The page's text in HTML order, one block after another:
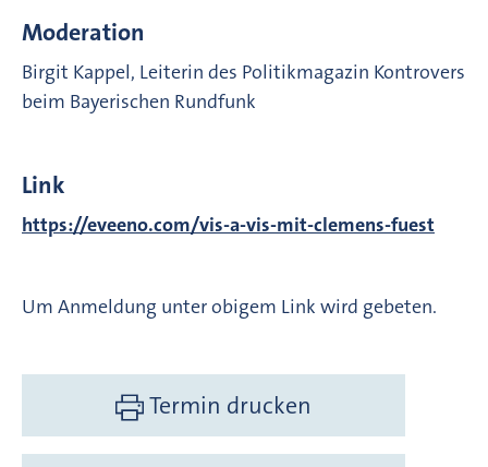
Moderation
Birgit Kappel, Leiterin des Politikmagazin Kontrovers
beim Bayerischen Rundfunk
Link
https://eveeno.com/vis-a-vis-mit-clemens-fuest
Um Anmeldung unter obigem Link wird gebeten.
Termin drucken